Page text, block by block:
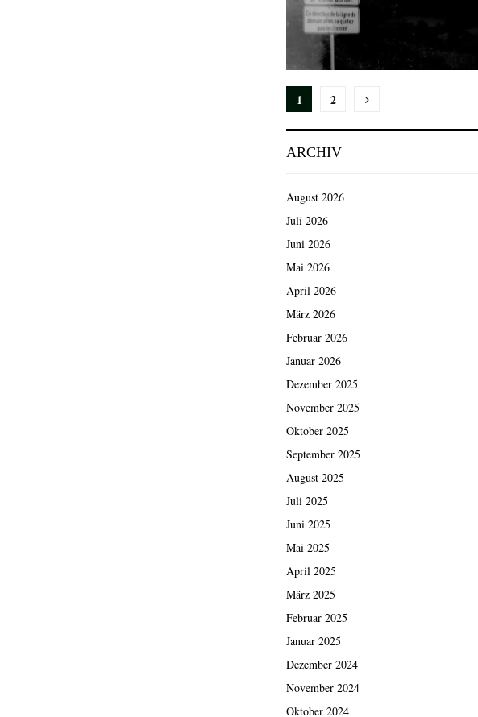
Seitennummerierung
der
Beiträge
1 2
ARCHIV
August 2026
Juli 2026
Juni 2026
Mai 2026
April 2026
März 2026
Februar 2026
Januar 2026
Dezember 2025
November 2025
Oktober 2025
September 2025
August 2025
Juli 2025
Juni 2025
Mai 2025
April 2025
März 2025
Februar 2025
Januar 2025
Dezember 2024
November 2024
Oktober 2024